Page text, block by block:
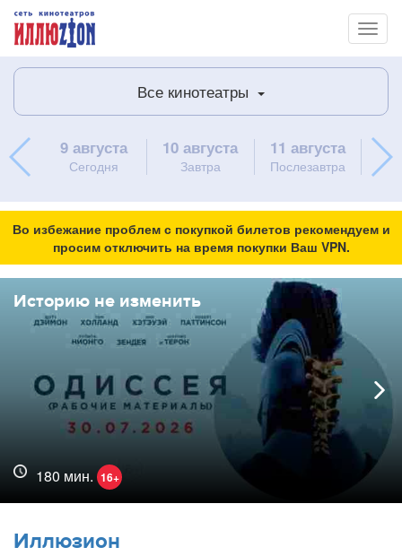
Все кинотеатры
9 августа
Сегодня
10 августа
Завтра
11 августа
Послезавтра
12
Во избежание проблем с покупкой билетов рекомендуем и
просим отключить на время покупки Ваш VPN.
Историю не изменить
180 мин. 16+
Иллюзион